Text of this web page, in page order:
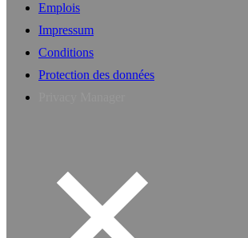
Emplois
Impressum
Conditions
Protection des données